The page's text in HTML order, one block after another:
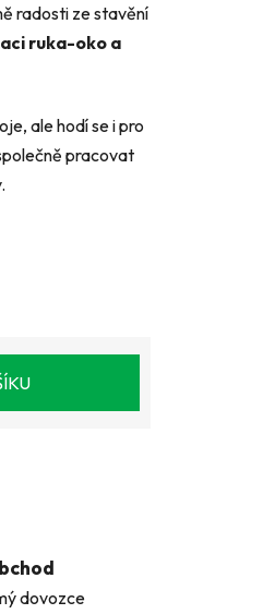
radosti ze stavění
ruka-oko a
ale hodí se i pro
pracovat
dovozce